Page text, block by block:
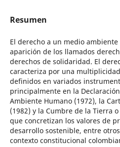
Resumen
El derecho a un medio
aparición de los llamados
derechos de solidaridad. El
caracteriza por una
definidos en variados
principalmente en la
Ambiente Humano (1972), la
(1982) y la Cumbre de la Tierra
que concretizan los valores de
desarrollo sostenible, entre
contexto constitucional